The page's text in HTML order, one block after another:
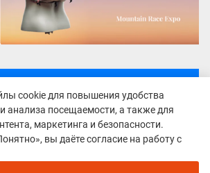
Trail Fest
кроссовки для бега зимой и
cookie для повышения удобства
анализа посещаемости, а также для
маркетинга и безопасности.
вы даёте согласие на работу с